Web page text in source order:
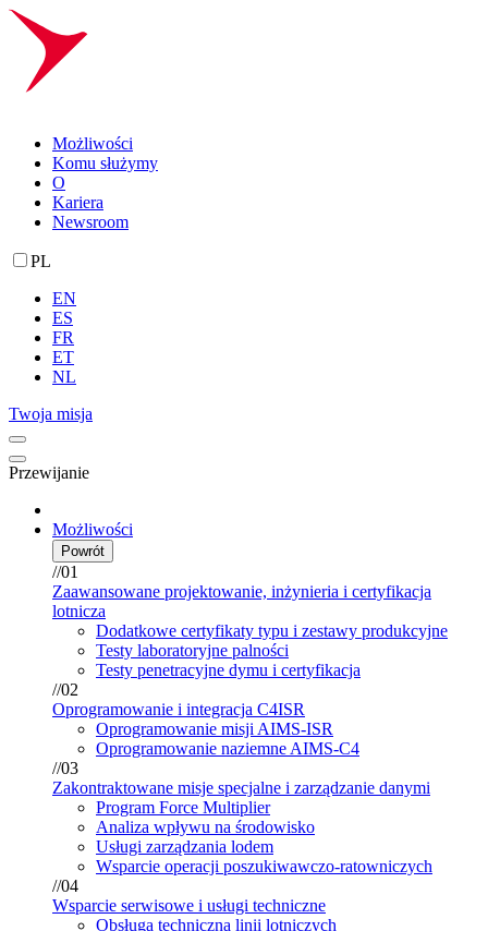
Możliwości
Komu służymy
O
Kariera
Newsroom
PL
EN
ES
FR
ET
NL
Twoja misja
Przewijanie
Możliwości
Powrót
//01
Zaawansowane projektowanie, inżynieria i certyfikacja
lotnicza
Dodatkowe certyfikaty typu i zestawy produkcyjne
Testy laboratoryjne palności
Testy penetracyjne dymu i certyfikacja
//02
Oprogramowanie i integracja C4ISR
Oprogramowanie misji AIMS-ISR
Oprogramowanie naziemne AIMS-C4
//03
Zakontraktowane misje specjalne i zarządzanie danymi
Program Force Multiplier
Analiza wpływu na środowisko
Usługi zarządzania lodem
Wsparcie operacji poszukiwawczo-ratowniczych
//04
Wsparcie serwisowe i usługi techniczne
Obsługa techniczna linii lotniczych